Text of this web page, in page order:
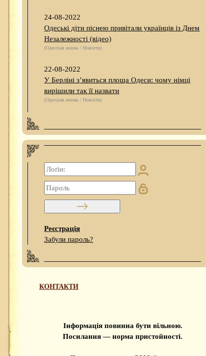
24-08-2022
Одеські діти піснею привітали українців із Днем
Незалежності (відео)
(Одесская жизнь / Новости)
22-08-2022
У Берліні з’явиться площа Одеси: чому німці
вирішили так її назвати
(Одесская жизнь / Новости)
Реєстрація
Забули пароль?
КОНТАКТИ
Інформація повинна бути вільною.
Посилання — норма пристойності.